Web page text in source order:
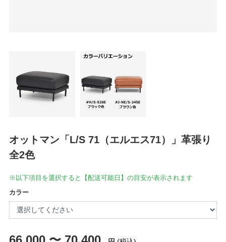
オットマン「L/S 71（エルエス71）」革張り
全2色
※以下項目を選択すると【配送可能日】の目安が表示されます
カラー